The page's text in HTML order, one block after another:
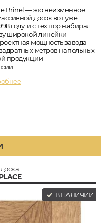
Brinel — это неизменное
досок вот уже
году, и с тех пор набирал
широкой линейки
мощность завода
метров напольных
продукции
В НАЛИЧИИ